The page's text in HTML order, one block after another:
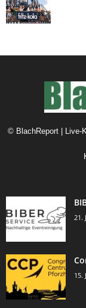
© BlachReport | Live-
21.
15.